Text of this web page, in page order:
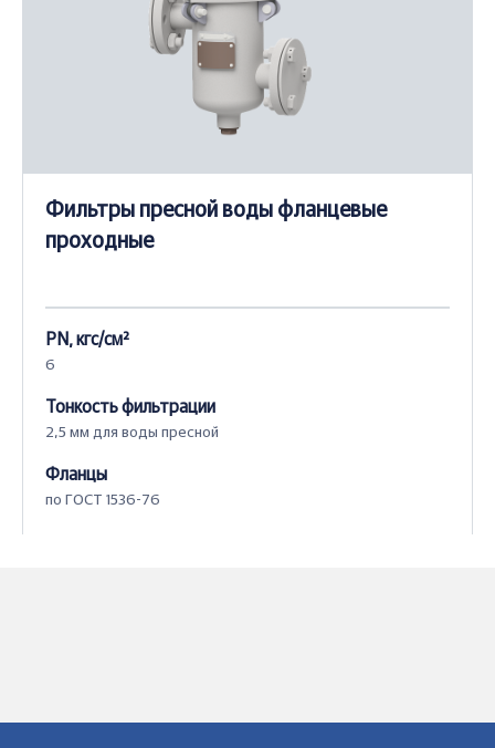
Фильтры пресной воды фланцевые
проходные
PN, кгс/см²
6
Тонкость фильтрации
2,5 мм для воды пресной
Фланцы
по ГОСТ 1536-76